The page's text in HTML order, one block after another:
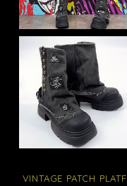
VINTAGE PATCH